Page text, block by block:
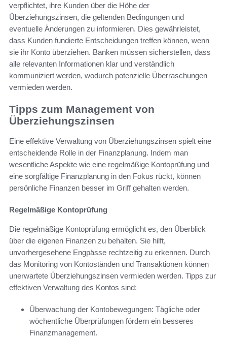
verpflichtet, ihre Kunden über die Höhe der
Überziehungszinsen, die geltenden Bedingungen und
eventuelle Änderungen zu informieren. Dies gewährleistet,
dass Kunden fundierte Entscheidungen treffen können, wenn
sie ihr Konto überziehen. Banken müssen sicherstellen, dass
alle relevanten Informationen klar und verständlich
kommuniziert werden, wodurch potenzielle Überraschungen
vermieden werden.
Tipps zum Management von
Überziehungszinsen
Eine effektive Verwaltung von Überziehungszinsen spielt eine
entscheidende Rolle in der Finanzplanung. Indem man
wesentliche Aspekte wie eine regelmäßige Kontoprüfung und
eine sorgfältige Finanzplanung in den Fokus rückt, können
persönliche Finanzen besser im Griff gehalten werden.
Regelmäßige Kontoprüfung
Die regelmäßige Kontoprüfung ermöglicht es, den Überblick
über die eigenen Finanzen zu behalten. Sie hilft,
unvorhergesehene Engpässe rechtzeitig zu erkennen. Durch
das Monitoring von Kontoständen und Transaktionen können
unerwartete Überziehungszinsen vermieden werden. Tipps zur
effektiven Verwaltung des Kontos sind:
Überwachung der Kontobewegungen: Tägliche oder
wöchentliche Überprüfungen fördern ein besseres
Finanzmanagement.